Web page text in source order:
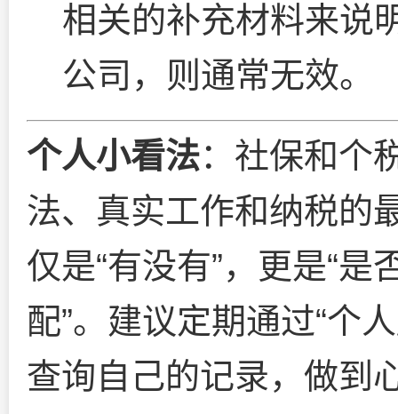
相关的补充材料来说
公司，则通常无效。
个人小看法：社保和个
法、真实工作和纳税的
仅是“有没有”，更是“是
配”。建议定期通过“个
查询自己的记录，做到